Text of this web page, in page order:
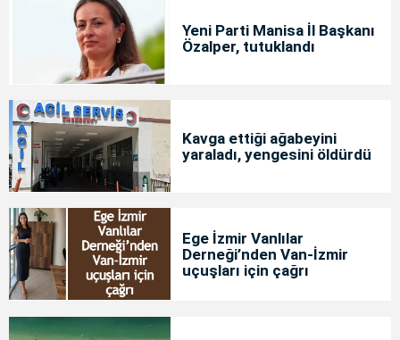
Yeni Parti Manisa İl Başkanı
Özalper, tutuklandı
Kavga ettiği ağabeyini
yaraladı, yengesini öldürdü
Ege İzmir Vanlılar
Derneği’nden Van-İzmir
uçuşları için çağrı